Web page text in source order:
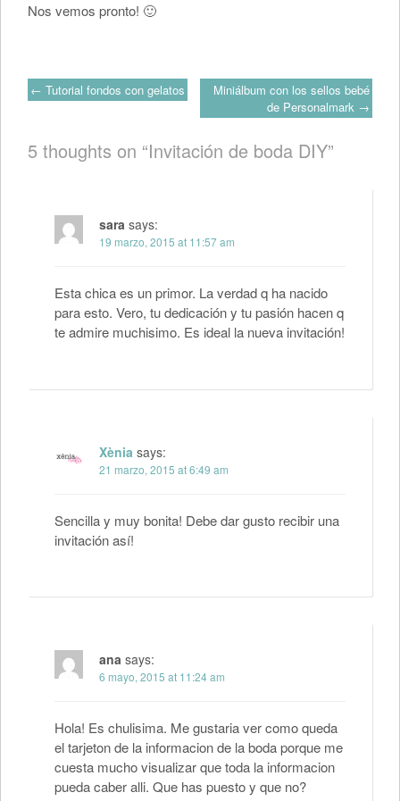
Nos vemos pronto! 🙂
Post
navigation
← Tutorial fondos con gelatos
Miniálbum con los sellos bebé
de Personalmark →
5 thoughts on “Invitación de boda DIY”
sara says:
19 marzo, 2015 at 11:57 am
Esta chica es un primor. La verdad q ha nacido
para esto. Vero, tu dedicación y tu pasión hacen q
te admire muchisimo. Es ideal la nueva invitación!
Xènia says:
21 marzo, 2015 at 6:49 am
Sencilla y muy bonita! Debe dar gusto recibir una
invitación así!
ana says:
6 mayo, 2015 at 11:24 am
Hola! Es chulisima. Me gustaria ver como queda
el tarjeton de la informacion de la boda porque me
cuesta mucho visualizar que toda la informacion
pueda caber alli. Que has puesto y que no?